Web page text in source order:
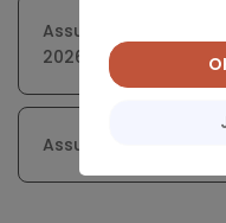
Assurance moto
2026
Assurance moto